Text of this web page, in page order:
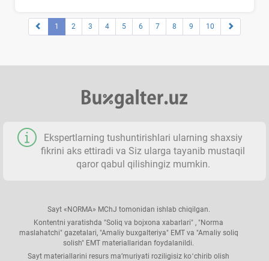
1 2 3 4 5 6 7 8 9 10
Ekspertlarning tushuntirishlari ularning shaхsiy
fikrini aks ettiradi va Siz ularga tayanib mustaqil
qaror qabul qilishingiz mumkin.
Sayt «NORMA» MChJ tomonidan ishlab chiqilgan.
Kontentni yaratishda "Soliq va bojхona хabarlari" , "Norma
maslahatchi" gazetalari, "Amaliy buхgalteriya" EMT va "Amaliy soliq
solish" EMT materiallaridan foydalanildi.
Sayt materiallarini resurs ma’muriyati roziligisiz koʻchirib olish